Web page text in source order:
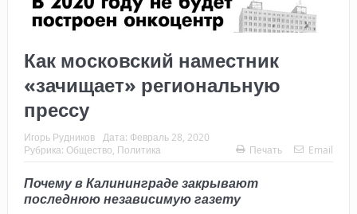
Как московский наместник
«зачищает» региональную
прессу
Игорь Рудников Дата: Февраль 28, 2020
Рубрика: Общество Политика Печать Email
Почему в Калининграде закрывают
последнюю независимую газету